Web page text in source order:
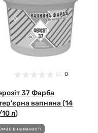
0
37 Фарба
вапняна (14
10 л)
в наявності